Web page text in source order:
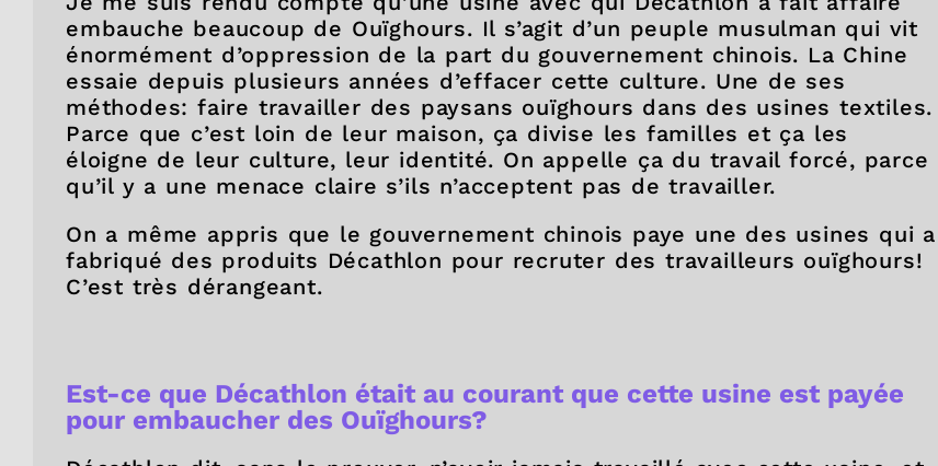
embauche beaucoup de Ouïghours. Il s’agit d’un peuple musulman qui vit
énormément d’oppression de la part du gouvernement chinois. La Chine
essaie depuis plusieurs années d’effacer cette culture. Une de ses
méthodes: faire travailler des paysans ouïghours dans des usines textiles.
Parce que c’est loin de leur maison, ça divise les familles et ça les
éloigne de leur culture, leur identité. On appelle ça du travail forcé, parce
qu’il y a une menace claire s’ils n’acceptent pas de travailler.
On a même appris que le gouvernement chinois paye une des usines qui a
fabriqué des produits Décathlon pour recruter des travailleurs ouïghours!
C’est très dérangeant.
Est-ce que Décathlon était au courant que cette usine est payée
pour embaucher des Ouïghours?